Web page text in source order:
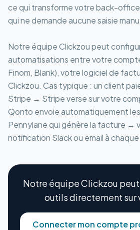
ce qui transforme votre back-
qui ne demande aucune saisie
Notre équipe Clickzou peut
automatisations entre votre
Finom, Blank), votre logiciel de
Clickzou. Cas typique : un client
Stripe → Stripe verse sur votre
Qonto envoie automatiquement
Pennylane qui génère la facture →
notification Slack ou email à
Notre équipe Clickzou
outils directement sur
Connecter mon compte